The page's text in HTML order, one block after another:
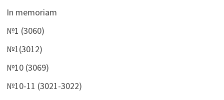
In memoriam
№1 (3060)
№1(3012)
№10 (3069)
№10-11 (3021-3022)